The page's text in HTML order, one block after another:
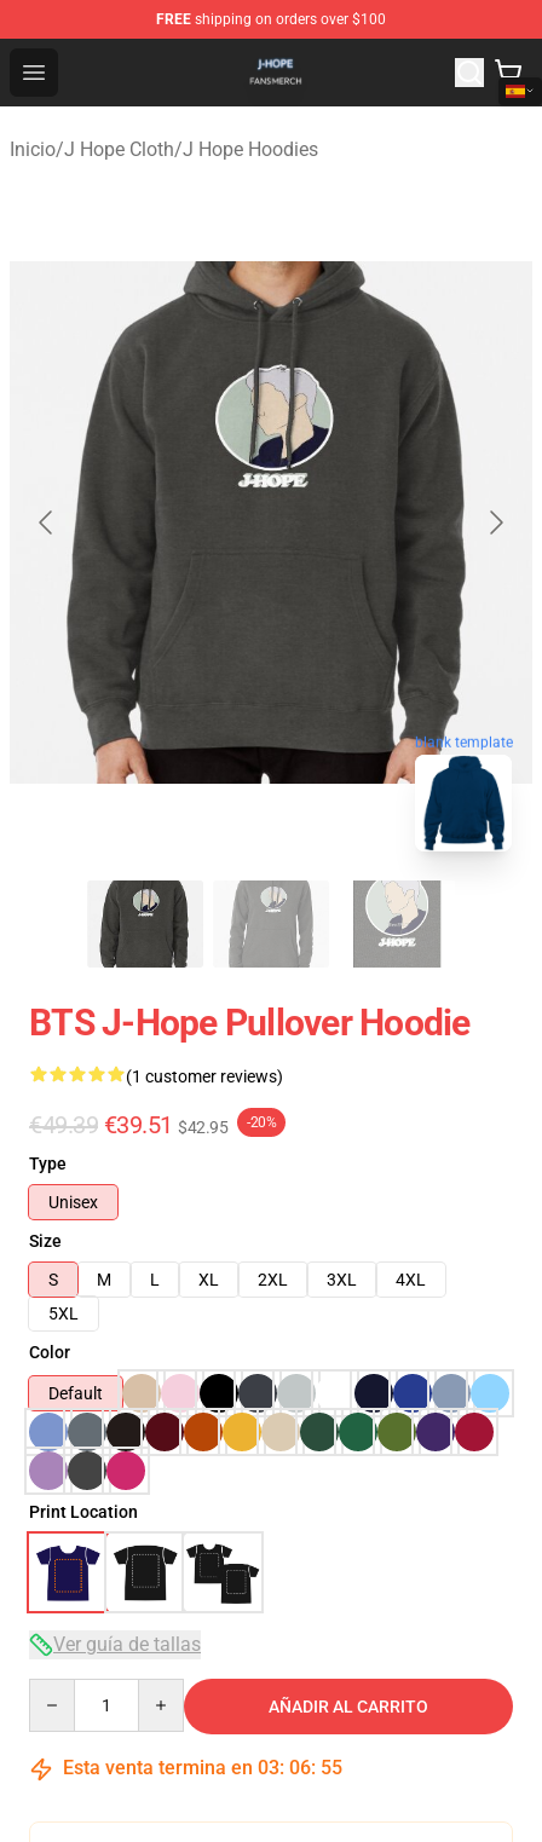
FREE shipping on orders over $100
Open menu
J Hope Shop - Official J Hope Merchandise Store
Inicio/J Hope Cloth/J Hope Hoodies
blank template
BTS J-Hope Pullover Hoodie
(1 customer reviews)
€49.39 €39.51 $42.95 -20%
Type
Unisex
Size
S
M L XL 2XL 3XL
4XL
5XL
Color
Default
Print Location
Ver guía de tallas
AÑADIR AL CARRITO
Esta venta termina en 03: 06: 54